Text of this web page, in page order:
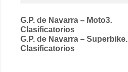
Post
navigation
G.P. de Navarra – Moto3.
Clasificatorios
G.P. de Navarra – Superbike.
Clasificatorios